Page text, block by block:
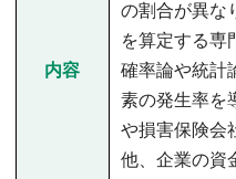
内容
の割合が異な
を算定する専
確率論や統計
素の発生率を
や損害保険会
他、企業の資